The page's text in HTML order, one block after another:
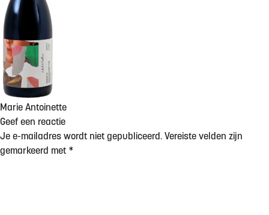
Marie Antoinette
Geef een reactie
Je e-mailadres wordt niet gepubliceerd. Vereiste velden zijn
gemarkeerd met *